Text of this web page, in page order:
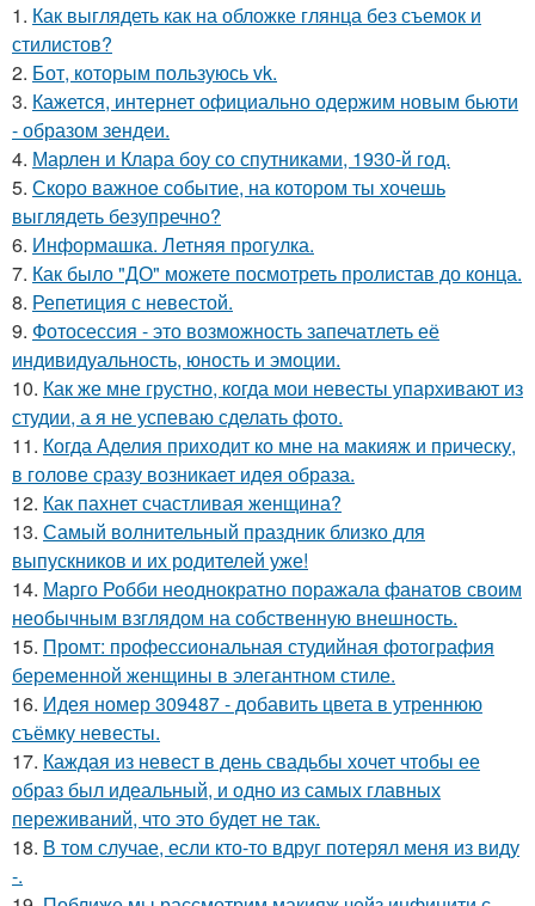
1. Как выглядеть как на обложке глянца без съемок и
стилистов?
2. Бот, которым пользуюсь vk.
3. Кажется, интернет официально одержим новым бьюти
- образом зендеи.
4. Марлен и Клара боу со спутниками, 1930-й год.
5. Скоро важное событие, на котором ты хочешь
выглядеть безупречно?
6. Информашка. Летняя прогулка.
7. Как было "ДО" можете посмотреть пролистав до конца.
8. Репетиция с невестой.
9. Фотосессия - это возможность запечатлеть её
индивидуальность, юность и эмоции.
10. Как же мне грустно, когда мои невесты упархивают из
студии, а я не успеваю сделать фото.
11. Когда Аделия приходит ко мне на макияж и прическу,
в голове сразу возникает идея образа.
12. Как пахнет счастливая женщина?
13. Самый волнительный праздник близко для
выпускников и их родителей уже!
14. Марго Робби неоднократно поражала фанатов своим
необычным взглядом на собственную внешность.
15. Промт: профессиональная студийная фотография
беременной женщины в элегантном стиле.
16. Идея номер 309487 - добавить цвета в утреннюю
съёмку невесты.
17. Каждая из невест в день свадьбы хочет чтобы ее
образ был идеальный, и одно из самых главных
переживаний, что это будет не так.
18. В том случае, если кто-то вдруг потерял меня из виду
-.